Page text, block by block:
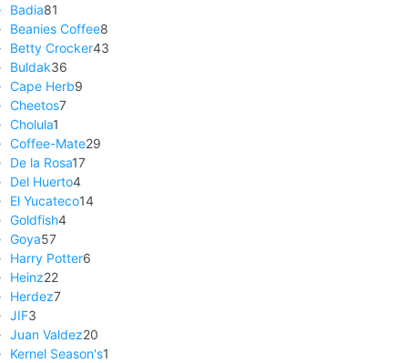
Badia81
Beanies Coffee8
Betty Crocker43
Buldak36
Cape Herb9
Cheetos7
Cholula1
Coffee-Mate29
De la Rosa17
Del Huerto4
El Yucateco14
Goldfish4
Goya57
Harry Potter6
Heinz22
Herdez7
JIF3
Juan Valdez20
Kernel Season's1